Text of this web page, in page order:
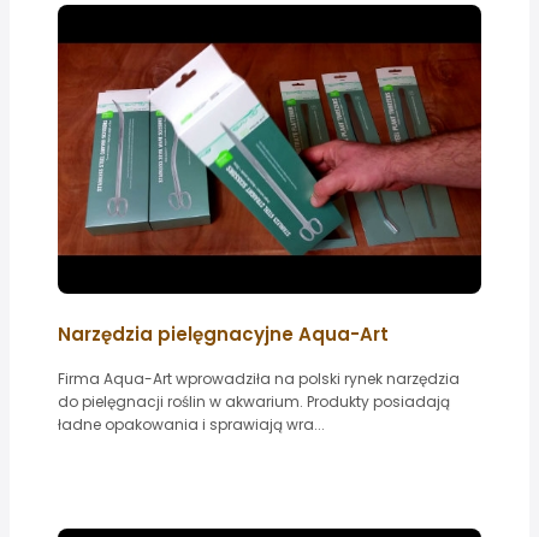
Narzędzia pielęgnacyjne Aqua-Art
Firma Aqua-Art wprowadziła na polski rynek narzędzia
do pielęgnacji roślin w akwarium. Produkty posiadają
ładne opakowania i sprawiają wra...